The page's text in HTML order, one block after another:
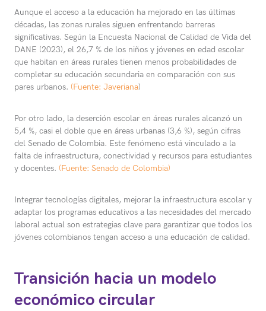
Aunque el acceso a la educación ha mejorado en las últimas
décadas, las zonas rurales siguen enfrentando barreras
significativas. Según la Encuesta Nacional de Calidad de Vida del
DANE (2023), el 26,7 % de los niños y jóvenes en edad escolar
que habitan en áreas rurales tienen menos probabilidades de
completar su educación secundaria en comparación con sus
pares urbanos. (Fuente: Javeriana)
Por otro lado, la deserción escolar en áreas rurales alcanzó un
5,4 %, casi el doble que en áreas urbanas (3,6 %), según cifras
del Senado de Colombia. Este fenómeno está vinculado a la
falta de infraestructura, conectividad y recursos para estudiantes
y docentes. (Fuente: Senado de Colombia)
Integrar tecnologías digitales, mejorar la infraestructura escolar y
adaptar los programas educativos a las necesidades del mercado
laboral actual son estrategias clave para garantizar que todos los
jóvenes colombianos tengan acceso a una educación de calidad.
Transición hacia un modelo
económico circular